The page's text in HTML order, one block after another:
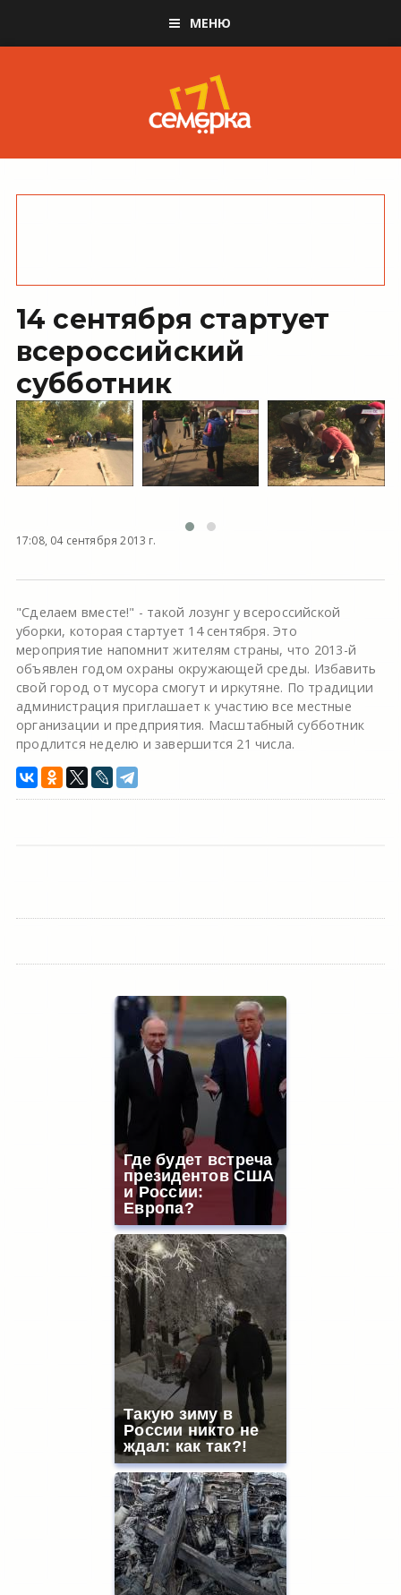
МЕНЮ
14 сентября стартует
всероссийский
субботник
17:08, 04 сентября 2013 г.
"Сделаем вместе!" - такой лозунг у всероссийской
уборки, которая стартует 14 сентября. Это
мероприятие напомнит жителям страны, что 2013-й
объявлен годом охраны окружающей среды. Избавить
свой город от мусора смогут и иркутяне. По традиции
администрация приглашает к участию все местные
организации и предприятия. Масштабный субботник
продлится неделю и завершится 21 числа.
Где будет встреча
президентов США
и России:
Европа?
Такую зиму в
России никто не
ждал: как так?!